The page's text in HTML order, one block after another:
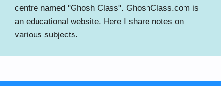
centre named "Ghosh Class". GhoshClass.com is
an educational website. Here I share notes on
various subjects.